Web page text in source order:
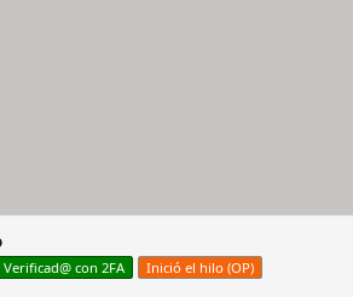
Verificad@ con 2FA Inició el hilo (OP)